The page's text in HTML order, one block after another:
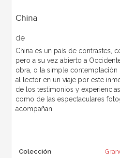
China
de
China es un país de contrastes,
pero a su vez abierto a
obra, o la simple contemplación
al lector en un viaje por este
de los testimonios y
como de las espectaculares
acompañan.
Colección